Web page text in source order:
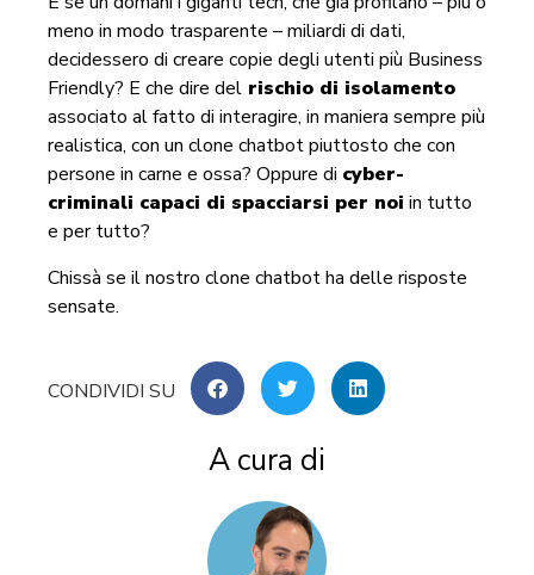
meno in modo trasparente – miliardi di dati,
decidessero di creare copie degli utenti più Business
Friendly? E che dire del rischio di isolamento
associato al fatto di interagire, in maniera sempre più
realistica, con un clone chatbot piuttosto che con
persone in carne e ossa? Oppure di cyber-
criminali capaci di spacciarsi per noi in tutto
e per tutto?
Chissà se il nostro clone chatbot ha delle risposte
sensate.
A cura di